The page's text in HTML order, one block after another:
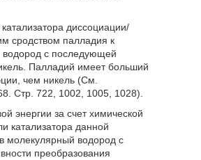
диссоциации/
сродством палладия к
водород с последующей
Палладий имеет больший
чем никель (См.
Стр. 722, 1002, 1005, 1028).
энергии за счет химической
катализатора данной
молекулярный водород с
преобразования